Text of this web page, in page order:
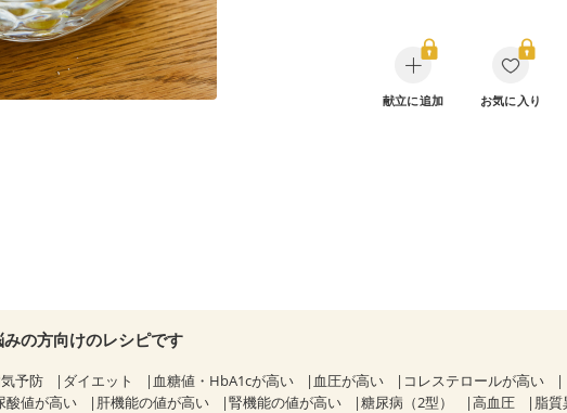
献立に追加 お気に入り
の方向けのレシピです
予防 ダイエット 血糖値・HbA1cが高い 血圧が高い
コレステロールが高い
酸値が高い 肝機能の値が高い 腎機能の値が高い 糖尿病（2型） 高血圧
脂質